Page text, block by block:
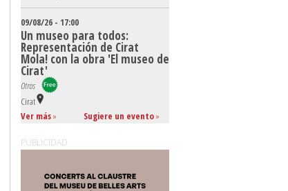
09/08/26 - 17:00
Un museo para todos:
Representación de Cirat
Mola! con la obra 'El museo de
Cirat'
Otros
Cirat
Ver más» Sugiere un evento»
PUBLICIDAD